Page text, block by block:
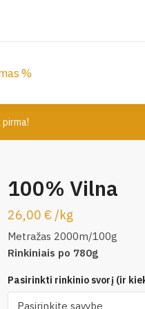
%
100% Vilna
26,00 € /kg
Metražas 2000m/100g
Rinkiniais po 780g
Pasirinkti rinkinio svorį (ir